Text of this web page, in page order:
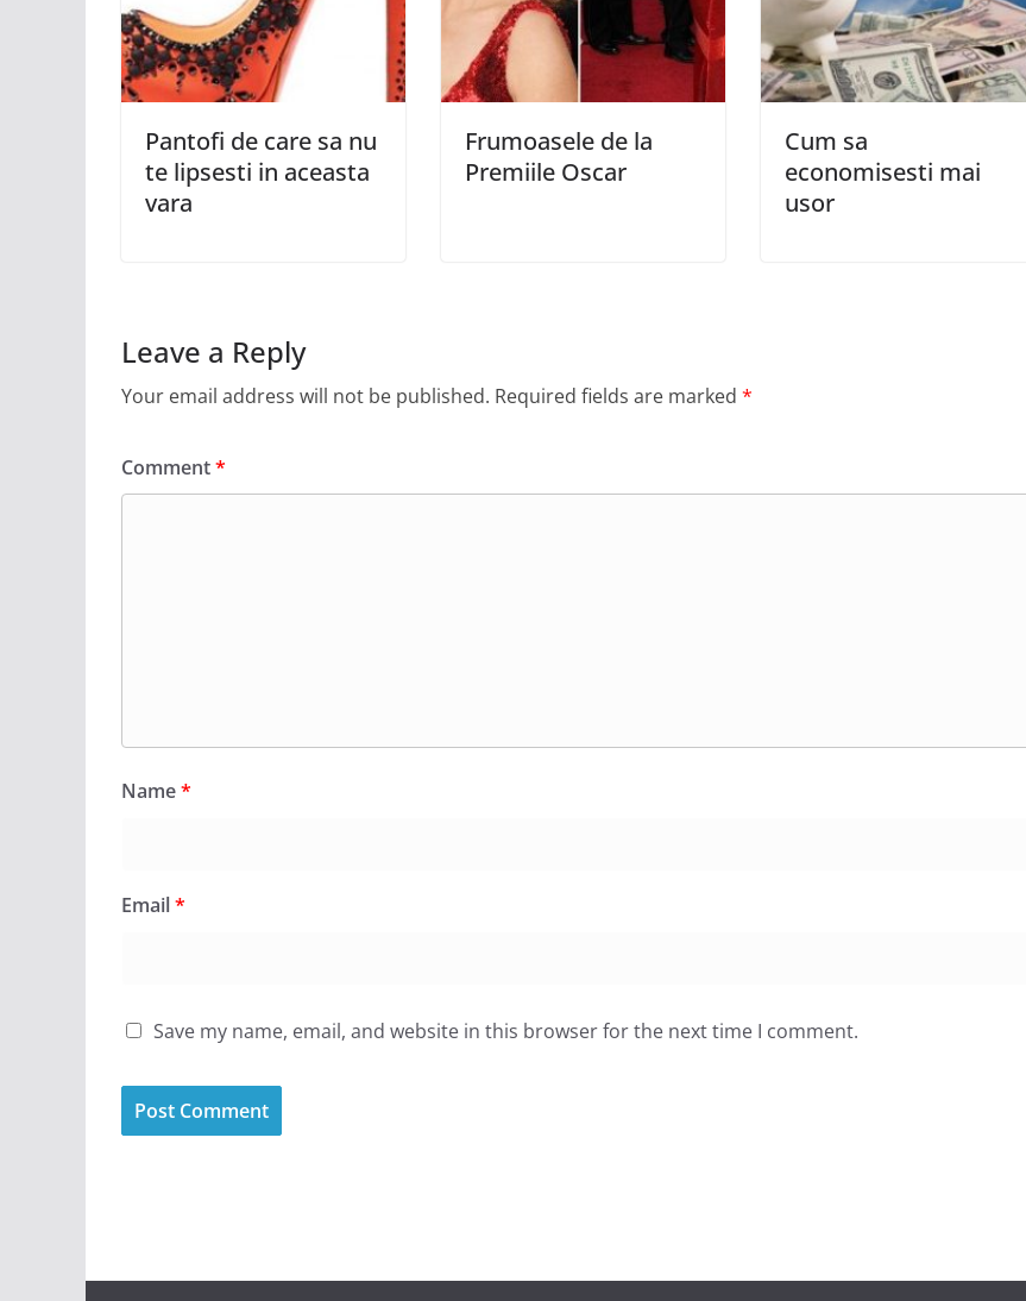
Pantofi de care sa nu
te lipsesti in aceasta
vara
Frumoasele de la
Premiile Oscar
Cum sa
economisesti mai
usor
Leave a Reply
Your email address will not be published. Required fields are marked *
Comment*
Name*
Email*
Save my name, email, and website in this browser for the next time I comment.